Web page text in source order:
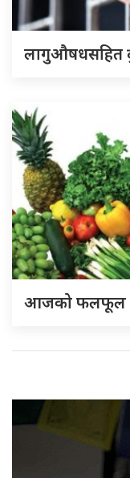
लागुऔषधसहित
आजको फलफूल